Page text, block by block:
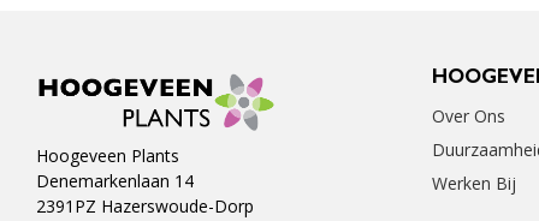
Hoogeveen Plants
Denemarkenlaan 14
2391PZ Hazerswoude-Dorp
Over Ons
Werken Bij